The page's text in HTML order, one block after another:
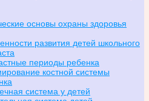
основы охраны здоровья
развития детей школьного
периоды ребенка
костной системы
система у детей